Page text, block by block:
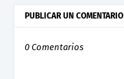
PUBLICAR UN COMENTARIO
0 Comentarios